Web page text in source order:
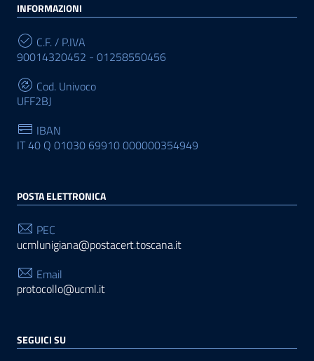
INFORMAZIONI
C.F. / P.IVA
90014320452 - 01258550456
Cod. Univoco
UFF2BJ
IBAN
IT 40 Q 01030 69910 000000354949
POSTA ELETTRONICA
PEC
ucmlunigiana@postacert.toscana.it
Email
protocollo@ucml.it
SEGUICI SU